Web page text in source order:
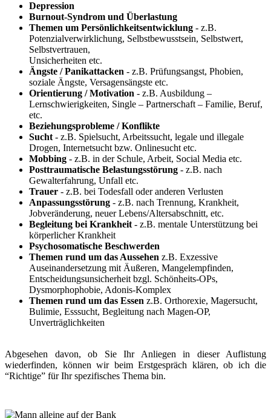
Depression
Burnout-Syndrom und Überlastung
Themen um Persönlichkeitsentwicklung - z.B.
Potenzialverwirklichung, Selbstbewusstsein, Selbstwert,
Selbstvertrauen,
Unsicherheiten etc.
Ängste / Panikattacken - z.B. Prüfungsangst, Phobien,
soziale Ängste, Versagensängste etc.
Orientierung / Motivation - z.B. Ausbildung –
Lernschwierigkeiten, Single – Partnerschaft – Familie, Beruf,
etc.
Beziehungsprobleme / Konflikte
Sucht - z.B. Spielsucht, Arbeitssucht, legale und illegale
Drogen, Internetsucht bzw. Onlinesucht etc.
Mobbing - z.B. in der Schule, Arbeit, Social Media etc.
Posttraumatische Belastungsstörung - z.B. nach
Gewalterfahrung, Unfall etc.
Trauer - z.B. bei Todesfall oder anderen Verlusten
Anpassungsstörung - z.B. nach Trennung, Krankheit,
Jobveränderung, neuer Lebens/Altersabschnitt, etc.
Begleitung bei Krankheit - z.B. mentale Unterstützung bei
körperlicher Krankheit
Psychosomatische Beschwerden
Themen rund um das Aussehen z.B. Exzessive
Auseinandersetzung mit Äußeren, Mangelempfinden,
Entscheidungsunsicherheit bzgl. Schönheits-OPs,
Dysmorphophobie, Adonis-Komplex
Themen rund um das Essen z.B. Orthorexie, Magersucht,
Bulimie, Esssucht, Begleitung nach Magen-OP,
Unverträglichkeiten
Abgesehen davon, ob Sie Ihr Anliegen in dieser Auflistung
wiederfinden, können wir beim Erstgespräch klären, ob ich die
“Richtige” für Ihr spezifisches Thema bin.